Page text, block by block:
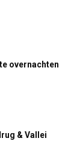
overnachten
& Vallei